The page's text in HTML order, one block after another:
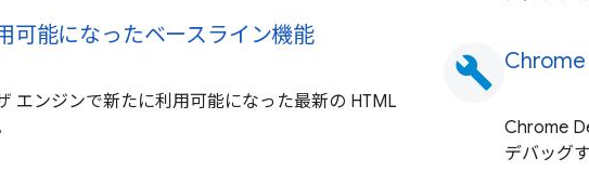
可能になったベースライン機能
エンジンで新たに利用可能になった最新の HTML
build Chrome
Chrome
デバッグ